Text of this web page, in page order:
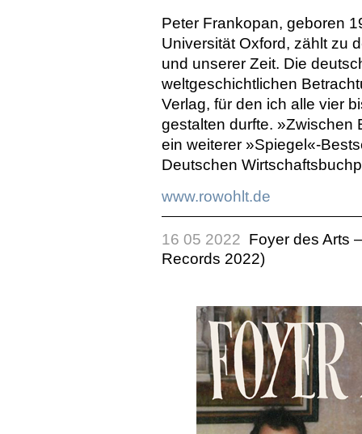
Peter Frankopan, geboren
Universität Oxford, zählt zu
und unserer Zeit. Die
weltgeschichtlichen
Verlag, für den ich alle vier
gestalten durfte. »Zwischen
ein weiterer »Spiegel«-
Deutschen
www.rowohlt.de
16 05 2022 Foyer des Arts
Records 2022)